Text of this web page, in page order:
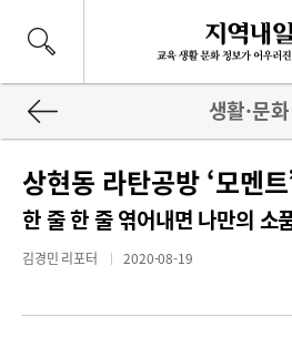
생활·문화
상현동 라탄공방 ‘모멘트
한 줄 한 줄 엮어내면 나만의 소
김경민 리포터 2020-08-19